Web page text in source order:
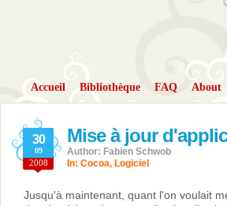
Accueil Bibliothèque FAQ About
Mise à jour
30
09
2008
Author: Fabien Schwob
In: Cocoa, Logiciel
Jusqu'à maintenant, quant l'on voulait